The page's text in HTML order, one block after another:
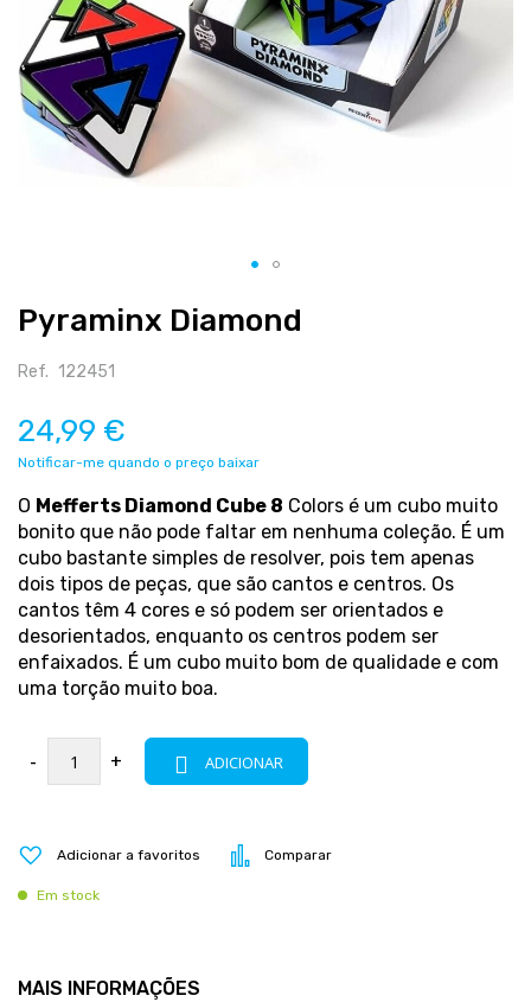
Pyraminx Diamond
Ref. 122451
24,99 €
Notificar-me quando o preço baixar
O Mefferts Diamond Cube 8 Colors é um cubo muito
bonito que não pode faltar em nenhuma coleção. É um
cubo bastante simples de resolver, pois tem apenas
dois tipos de peças, que são cantos e centros. Os
cantos têm 4 cores e só podem ser orientados e
desorientados, enquanto os centros podem ser
enfaixados. É um cubo muito bom de qualidade e com
uma torção muito boa.
- + ADICIONAR
Adicionar a favoritos Comparar
Em stock
para
início
galeria
MAIS INFORMAÇÕES